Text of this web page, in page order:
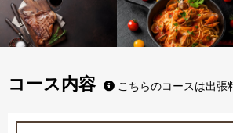
コース内容 こちらのコースは出張